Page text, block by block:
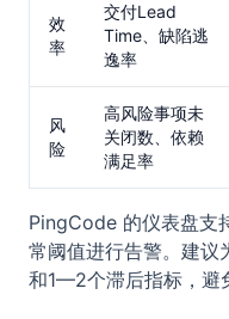
效
率
交付Lead
Time、缺陷逃
逸率
风
险
高风险事项未
关闭数、依赖
满足率
PingCode 的仪表盘支
常阈值进行告警。建
和1—2个滞后指标，避